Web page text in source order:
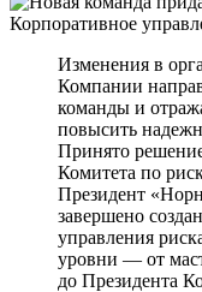
Корпоративное
Изменения в
Компании
команды и
повысить
Принято
Комитета по
Президент
завершено
управления
уровни — от
до Президента